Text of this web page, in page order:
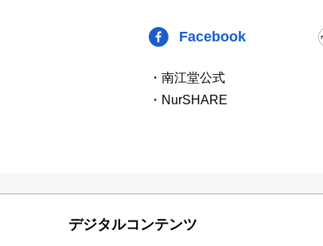
Facebook
・南江堂公式
・NurSHARE
デジタルコンテンツ